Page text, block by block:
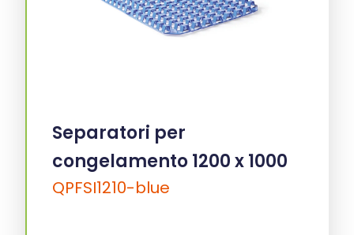
Separatori per
congelamento 1200 x 1000
QPFSI1210-blue